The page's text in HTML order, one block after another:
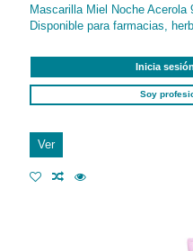
Mascarilla Miel Noche Acerola
Disponible para farmacias,
Inicia
Soy
Ver